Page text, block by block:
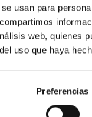
usan para
web, quienes
uso que haya
Preferencias
Láctea.